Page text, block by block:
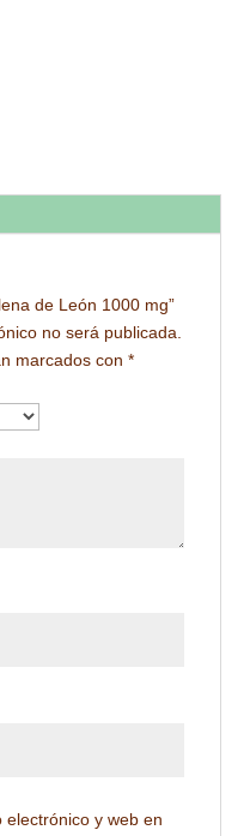
de León 1000 mg”
no será publicada.
marcados con *
y web en